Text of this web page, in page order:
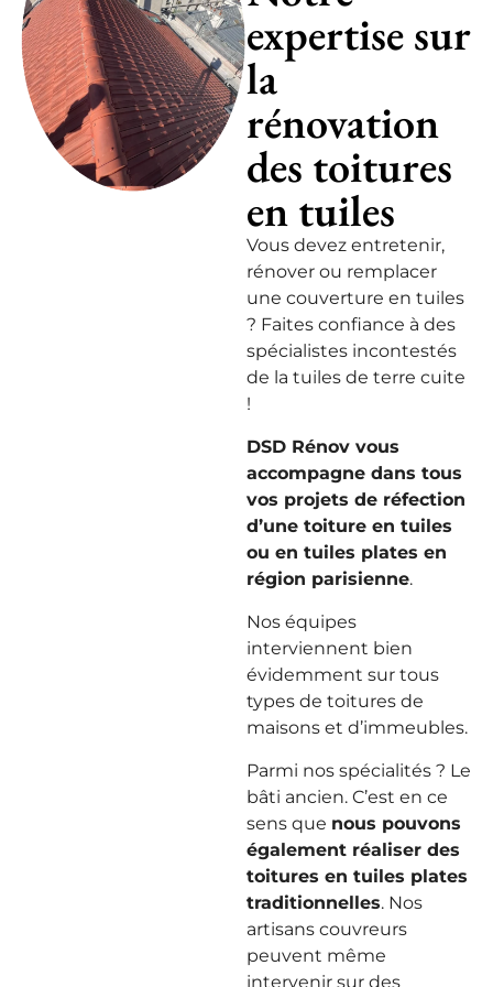
expertise sur
la
rénovation
des toitures
en tuiles
Vous devez entretenir,
rénover ou remplacer
une couverture en tuiles
? Faites confiance à des
spécialistes incontestés
de la tuiles de terre cuite
!
DSD Rénov vous
accompagne dans tous
vos projets de réfection
d’une toiture en tuiles
ou en tuiles plates en
région parisienne.
Nos équipes
interviennent bien
évidemment sur tous
types de toitures de
maisons et d’immeubles.
Parmi nos spécialités ? Le
bâti ancien. C’est en ce
sens que nous pouvons
également réaliser des
toitures en tuiles plates
traditionnelles. Nos
artisans couvreurs
peuvent même
intervenir sur des